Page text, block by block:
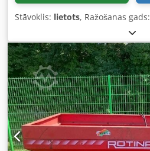
Stāvoklis: lietots, Ražošanas gads: